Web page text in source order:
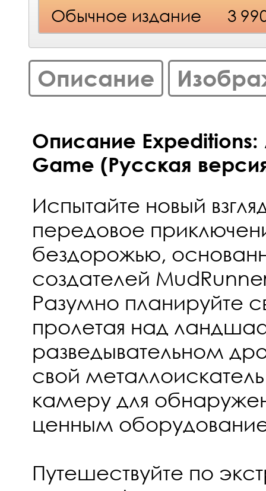
Обычное издание 3
Описание
Описание Expeditions:
Game (Русская
Испытайте новый
передовое
бездорожью,
создателей
Разумно планируйте
пролетая над
разведывательном
свой
камеру для
ценным
Путешествуйте по